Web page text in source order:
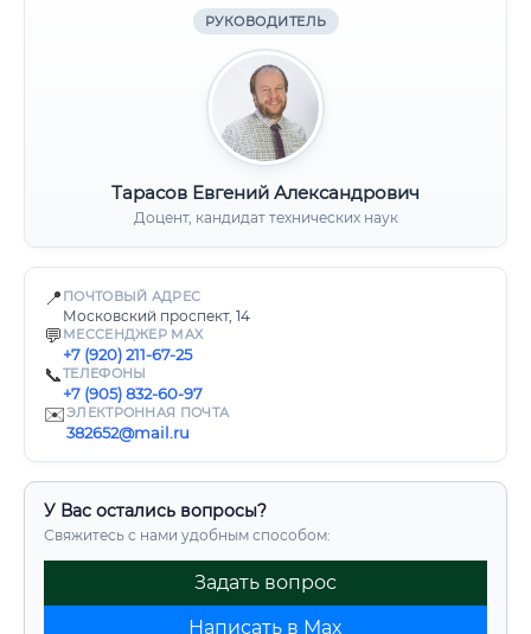
РУКОВОДИТЕЛЬ
Тарасов Евгений Александрович
Доцент, кандидат технических наук
📍 ПОЧТОВЫЙ АДРЕС
Московский проспект, 14
💬 МЕССЕНДЖЕР MAX
+7 (920) 211-67-25
📞ТЕЛЕФОНЫ
+7 (905) 832-60-97
✉️ЭЛЕКТРОННАЯ ПОЧТА
382652@mail.ru
У Вас остались вопросы?
Свяжитесь с нами удобным способом:
Задать вопрос
Написать в Max